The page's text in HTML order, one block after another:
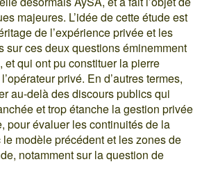
majeures. L’idée de cette étude est
de l’expérience privée et les
sur ces deux questions éminemment
qui ont pu constituer la pierre
privé. En d’autres termes,
au-delà des discours publics qui
et trop étanche la gestion privée
pour évaluer les continuités de la
modèle précédent et les zones de
notamment sur la question de